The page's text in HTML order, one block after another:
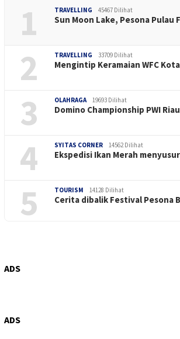
1 TRAVELLING 45467 Dilihat
Sun Moon Lake, Pesona Pulau
2 TRAVELLING 33709 Dilihat
Mengintip Keramaian WFC
3 OLAHRAGA 19693 Dilihat
Domino Championship PWI
4 SYITAS CORNER 14562 Dilihat
Ekspedisi Ikan Merah
5 TOURISM 14128 Dilihat
Cerita dibalik Festival Pesona
ADS
ADS